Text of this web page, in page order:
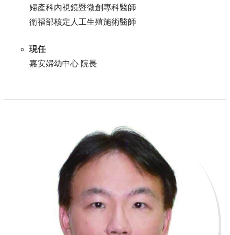
婦產科內視鏡暨微創專科醫師
衛福部核定人工生殖施術醫師
現任
嘉安婦幼中心 院長